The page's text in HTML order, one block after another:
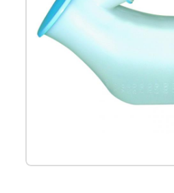
met
handvat